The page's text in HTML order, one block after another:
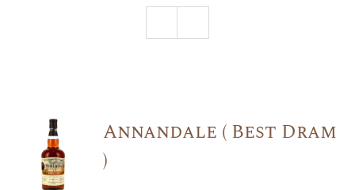
Annandale ( Best Dram
)